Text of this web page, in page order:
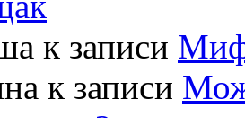
к записи
к записи